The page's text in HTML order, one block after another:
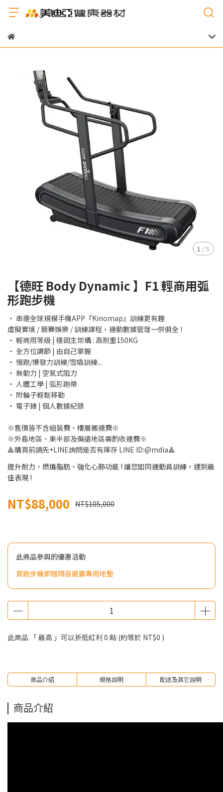
1 /5
【德旺 Body Dynamic 】F1 輕商用弧
形跑步機
‧ 串連全球規模手機APP『Kinomap』訓練更有趣
虛擬實境 / 競賽娛樂 / 訓練課程，運動數據管理一併俱全 !
‧ 輕商用等級 | 穩固主架構 : 高耐重150KG
‧ 全方位調節 | 由自己掌握
‧ 慢跑/爆發力訓練/雪橇訓練...
‧ 無動力 | 空氣式阻力
‧ 人體工學 | 弧形跑帶
‧ 附輪子輕鬆移動
‧ 電子錶 | 個人數據紀錄
※售價皆不含組裝費、樓層搬運費※
​※外島地區、東半部及偏遠地區需酌收運費※
🔺購買前請先+LINE詢問是否有庫存 LINE ID:@mdia🔺
提升耐力、燃燒脂肪、強化心肺功能 ! 讓您如同運動員訓練，達到最
佳表現 !
NT$88,000 NT$105,000
此商品參與的優惠活動
買跑步機即贈隔音避震專用地墊
此商品 「 最高 」可以折抵紅利 0 點 (約等於 NT$0 )
商品介紹 規格說明 配送及其它說明
商品介紹